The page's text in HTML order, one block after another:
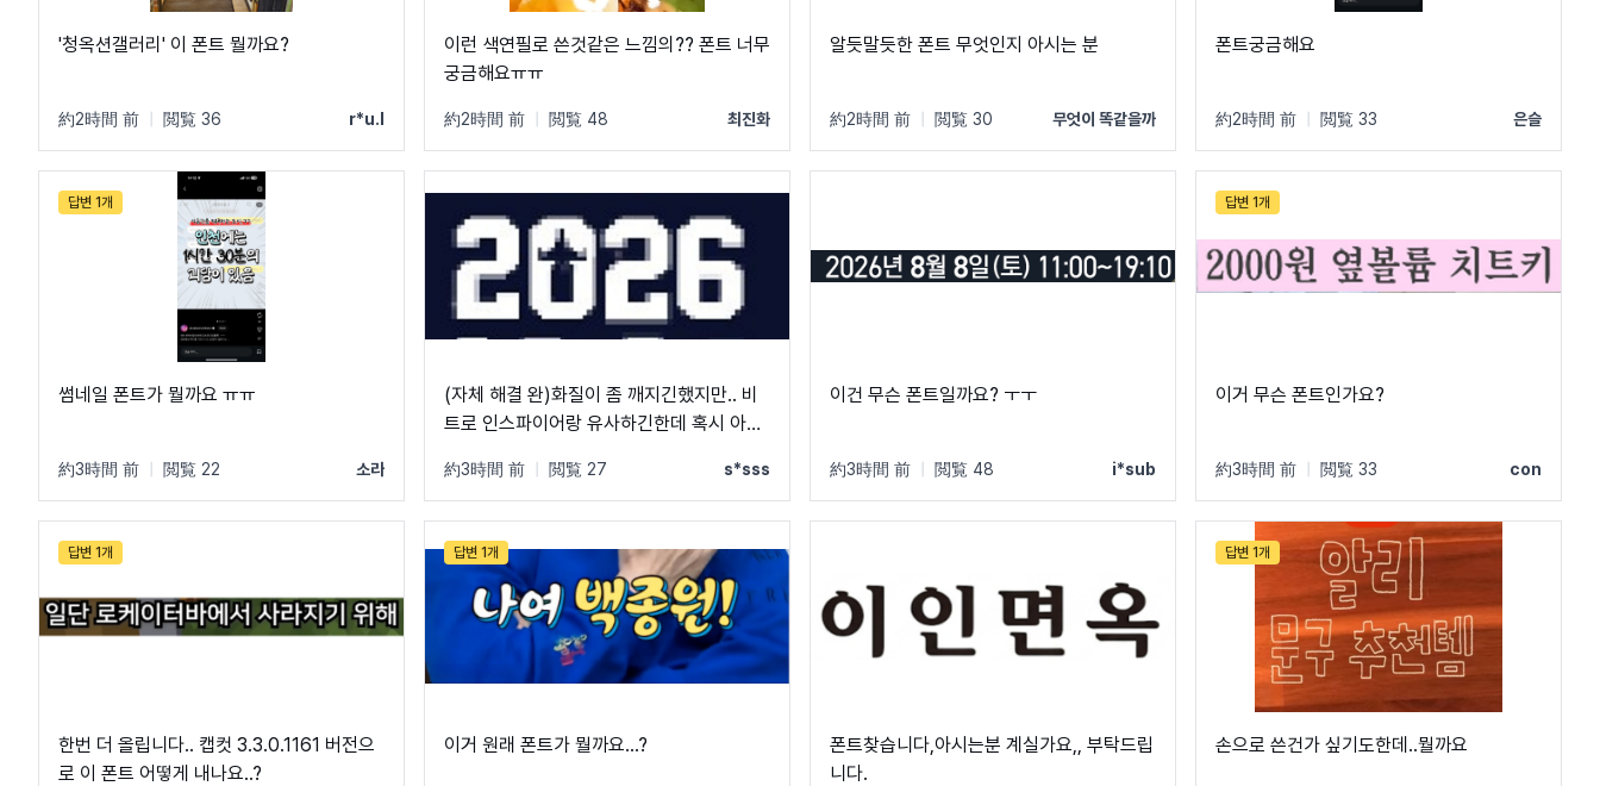
'청옥션갤러리' 이 폰트 뭘까요?
約2時間 前 閲覧 36 r*u.l
이런 색연필로 쓴것같은 느낌의?? 폰트 너무
궁금해요ㅠㅠ
約2時間 前 閲覧 48 최진화
알듯말듯한 폰트 무엇인지 아시는 분
約2時間 前 閲覧 30 무엇이 똑같을까
폰트궁금해요
約2時間 前 閲覧 33 은슬
답변 1개
썸네일 폰트가 뭘까요 ㅠㅠ
約3時間 前 閲覧 22 소라
(자체 해결 완)화질이 좀 깨지긴했지만.. 비
트로 인스파이어랑 유사하긴한데 혹시 아시
約3時間 前 閲覧 27 s*sss
이건 무슨 폰트일까요? ㅜㅜ
約3時間 前 閲覧 48 i*sub
답변 1개
이거 무슨 폰트인가요?
約3時間 前 閲覧 33 con
답변 1개
한번 더 올립니다.. 캡컷 3.3.0.1161 버전으
로 이 폰트 어떻게 내나요..?
답변 1개
이거 원래 폰트가 뭘까요...?
폰트찾습니다,아시는분 계실가요,, 부탁드립
니다.
답변 1개
손으로 쓴건가 싶기도한데..뭘까요